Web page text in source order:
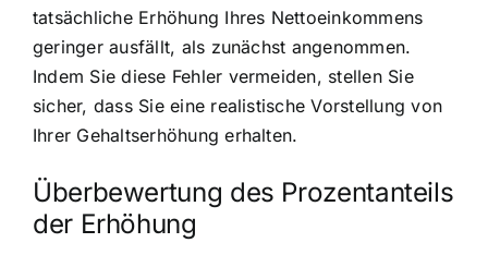
tatsächliche Erhöhung Ihres Nettoeinkommens
geringer ausfällt, als zunächst angenommen.
Indem Sie diese Fehler vermeiden, stellen Sie
sicher, dass Sie eine realistische Vorstellung von
Ihrer Gehaltserhöhung erhalten.
Überbewertung des Prozentanteils
der Erhöhung